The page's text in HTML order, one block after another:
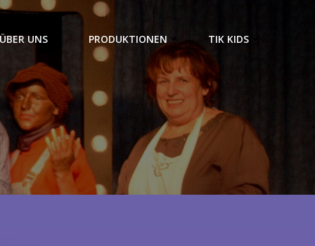
ÜBER UNS PRODUKTIONEN TIK KIDS